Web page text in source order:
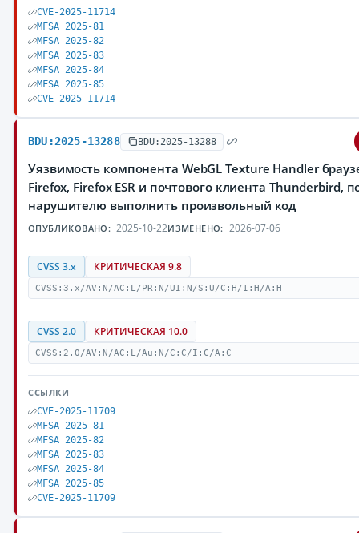
CVE-2025-11714
MFSA 2025-81
MFSA 2025-82
MFSA 2025-83
MFSA 2025-84
MFSA 2025-85
CVE-2025-11714
BDU:2025-13288 BDU:2025-13288
Уязвимость компонента WebGL Texture Handler
Firefox, Firefox ESR и почтового клиента Thunderbird,
нарушителю выполнить произвольный код
ОПУБЛИКОВАНО: 2025-10-22ИЗМЕНЕНО: 2026-07-06
CVSS 3.x КРИТИЧЕСКАЯ 9.8
CVSS:3.x/AV:N/AC:L/PR:N/UI:N/S:U/C:H/I:H/A:H
CVSS 2.0 КРИТИЧЕСКАЯ 10.0
CVSS:2.0/AV:N/AC:L/Au:N/C:C/I:C/A:C
ССЫЛКИ
CVE-2025-11709
MFSA 2025-81
MFSA 2025-82
MFSA 2025-83
MFSA 2025-84
MFSA 2025-85
CVE-2025-11709